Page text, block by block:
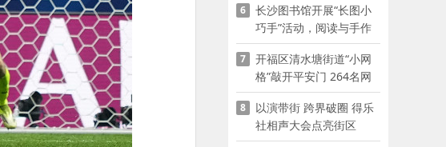
6
长沙图书馆开展“长图小
巧手”活动，阅读与手作
赋能少儿暑期成长
7
开福区清水塘街道“小网
格”敲开平安门 264名网
格员扫楼“错峰问安”
8
以演带街 跨界破圈 得乐
社相声大会点亮街区